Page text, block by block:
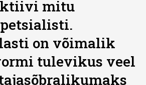
mitu
on võimalik
tulevikus veel